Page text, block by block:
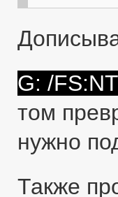
G: /
том
нужно
Также